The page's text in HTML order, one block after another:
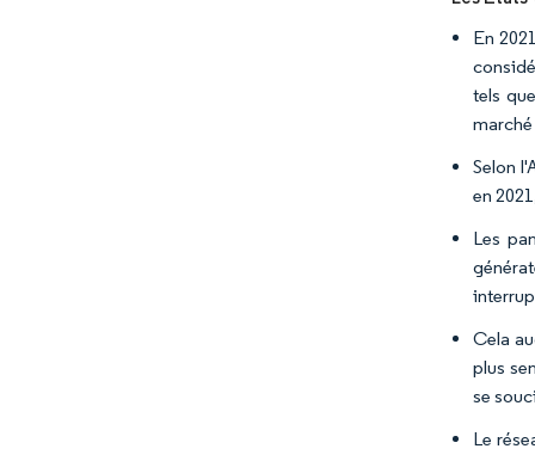
En
tels
Selon
en
Les
Cela
plus
se
Le